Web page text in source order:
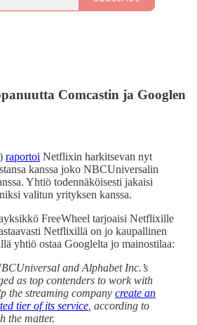
Comcastin ja Googlen
raportoi Netflixin harkitsevan nyt
kanssa joko NBCUniversalin
Yhtiö todennäköisesti jakaisi
valitun yrityksen kanssa.
FreeWheel tarjoaisi Netflixille
Netflixillä on jo kaupallinen
yhtiö ostaa Googlelta jo mainostilaa:
and Alphabet Inc.’s
as top contenders to work with
the streaming company create an
tier of its service , according to
the matter.